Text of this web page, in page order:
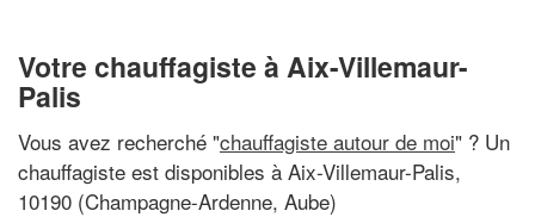
Votre chauffagiste à Aix-Villemaur-
Palis
Vous avez recherché "chauffagiste autour de moi" ? Un
chauffagiste est disponibles à Aix-Villemaur-Palis,
10190 (Champagne-Ardenne, Aube)